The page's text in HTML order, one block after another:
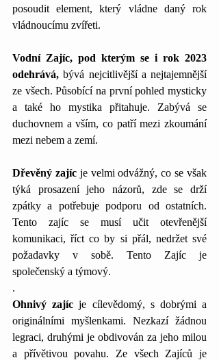
posoudit element, který vládne daný rok
vládnoucímu zvířeti.
Vodní Zajíc, pod kterým se i rok 2023
odehrává, bývá nejcitlivější a nejtajemnější
ze všech. Působící na první pohled mysticky
a také ho mystika přitahuje. Zabývá se
duchovnem a vším, co patří mezi zkoumání
mezi nebem a zemí.
Dřevěný zajíc je velmi odvážný, co se však
týká prosazení jeho názorů, zde se drží
zpátky a potřebuje podporu od ostatních.
Tento zajíc se musí učit otevřenější
komunikaci, říct co by si přál, nedržet své
požadavky v sobě. Tento Zajíc je
společenský a týmový.
.
Ohnivý zajíc je cílevědomý, s dobrými a
originálními myšlenkami. Nezkazí žádnou
legraci, druhými je obdivován za jeho milou
a přívětivou povahu. Ze všech Zajíců je